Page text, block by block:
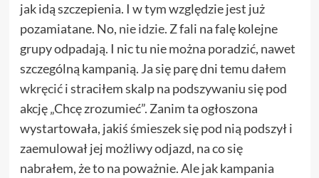
jak idą szczepienia. I w tym względzie jest już
pozamiatane. No, nie idzie. Z fali na falę kolejne
grupy odpadają. I nic tu nie można poradzić, nawet
szczególną kampanią. Ja się parę dni temudałem
wkręcići straciłem skalp na podszywaniu się pod
akcję „Chcę zrozumieć”. Zanim ta ogłoszona
wystartowała, jakiś śmieszek się pod nią podszył i
zaemulował jej możliwy odjazd, na co się
nabrałem, że to na poważnie. Ale jak kampania